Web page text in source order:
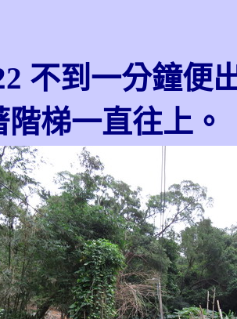
不到一分鐘便
階梯一直往上。